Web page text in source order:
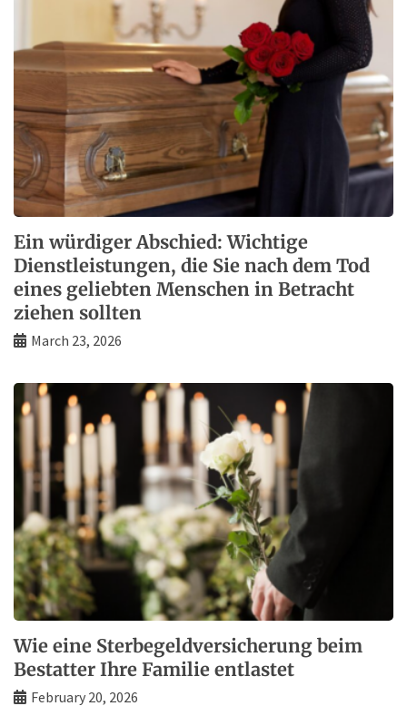
Ein würdiger Abschied: Wichtige
Dienstleistungen, die Sie nach dem Tod
eines geliebten Menschen in Betracht
ziehen sollten
March 23, 2026
Wie eine Sterbegeldversicherung beim
Bestatter Ihre Familie entlastet
February 20, 2026